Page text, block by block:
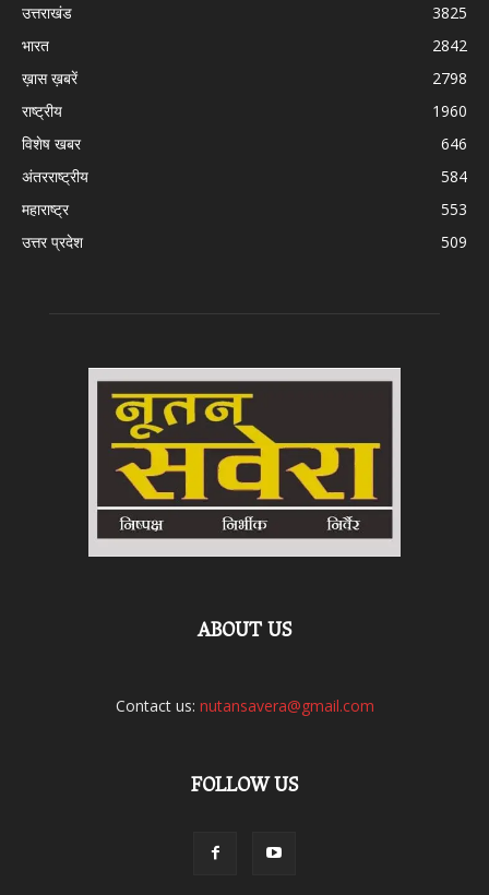
उत्तराखंड
3825
भारत
2842
ख़ास ख़बरें
2798
राष्ट्रीय
1960
विशेष खबर
646
अंतरराष्ट्रीय
584
महाराष्ट्र
553
उत्तर प्रदेश
509
ABOUT US
Contact us: nutansavera@gmail.com
FOLLOW US